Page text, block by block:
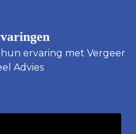
ervaring met Vergeer
Advies